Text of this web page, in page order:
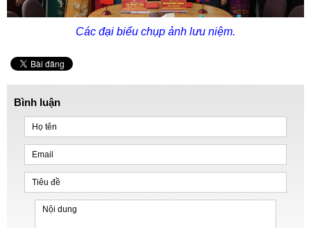
Các đại biểu chụp ảnh lưu niệm.
Bình luận